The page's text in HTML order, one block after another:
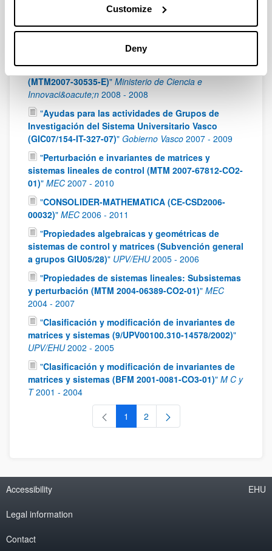
Customize
Deny
Investigaci&oacute;n del Sistema Universitario
Vasco (GIC10/169-IT361-10)"Gobierno Vasco 2010-
Acción Complementaria: Álgebra Lineal,
Análisis Matricial y Aplicaciones (ALAMA)
(MTM2007-30535-E)" Ministerio de Ciencia e
Innovaci&oacute;n 2008 - 2008
"Ayudas para las actividades de Grupos de
Investigación del Sistema Universitario Vasco
(GIC07/154-IT-327-07)" Gobierno Vasco 2007 - 2009
"Perturbación e invariantes de matrices y
sistemas lineales de control (MTM 2007-67812-CO2-
01)" MEC 2007 - 2010
"CONSOLIDER-MATHEMATICA (CE-CSD2006-
00032)" MEC 2006 - 2011
"Propiedades algebraicas y geométricas de
sistemas de control y matrices (Subvención general
a grupos GIU05/28)" UPV/EHU 2005 - 2006
"Propiedades de sistemas lineales: Subsistemas
y perturbación (MTM 2004-06389-CO2-01)" MEC
2004 - 2007
"Clasificación y modificación de invariantes de
matrices y sistemas (9/UPV00100.310-14578/2002)"
UPV/EHU 2002 - 2005
"Clasificación y modificación de invariantes de
matrices y sistemas (BFM 2001-0081-CO3-01)" M C y
T 2001 - 2004
Page
1 Page
2
Accessibility
Legal information
Contact
EHU